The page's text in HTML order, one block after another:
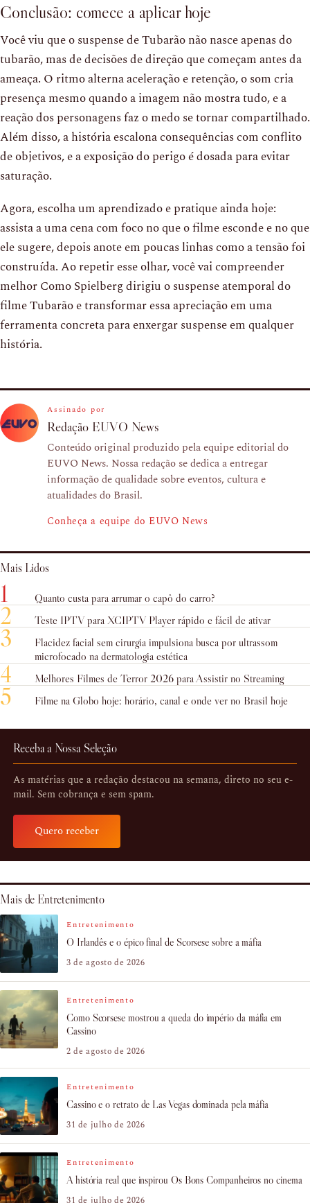
Conclusão: comece a aplicar hoje
Você viu que o suspense de Tubarão não nasce apenas do
tubarão, mas de decisões de direção que começam antes da
ameaça. O ritmo alterna aceleração e retenção, o som cria
presença mesmo quando a imagem não mostra tudo, e a
reação dos personagens faz o medo se tornar compartilhado.
Além disso, a história escalona consequências com conflito
de objetivos, e a exposição do perigo é dosada para evitar
saturação.
Agora, escolha um aprendizado e pratique ainda hoje:
assista a uma cena com foco no que o filme esconde e no que
ele sugere, depois anote em poucas linhas como a tensão foi
construída. Ao repetir esse olhar, você vai compreender
melhor Como Spielberg dirigiu o suspense atemporal do
filme Tubarão e transformar essa apreciação em uma
ferramenta concreta para enxergar suspense em qualquer
história.
Assinado por
Redação EUVO News
Conteúdo original produzido pela equipe editorial do
EUVO News. Nossa redação se dedica a entregar
informação de qualidade sobre eventos, cultura e
atualidades do Brasil.
Conheça a equipe do EUVO News
Mais Lidos
1 Quanto custa para arrumar o capô do carro?
2 Teste IPTV para XCIPTV Player rápido e fácil de ativar
3
Flacidez facial sem cirurgia impulsiona busca por ultrassom
microfocado na dermatologia estética
4 Melhores Filmes de Terror 2026 para Assistir no Streaming
5 Filme na Globo hoje: horário, canal e onde ver no Brasil hoje
Receba a Nossa Seleção
As matérias que a redação destacou na semana, direto no seu e-
mail. Sem cobrança e sem spam.
Quero receber
Mais de Entretenimento
Entretenimento
O Irlandês e o épico final de Scorsese sobre a máfia
3 de agosto de 2026
Entretenimento
Como Scorsese mostrou a queda do império da máfia em
Cassino
2 de agosto de 2026
Entretenimento
Cassino e o retrato de Las Vegas dominada pela máfia
31 de julho de 2026
Entretenimento
A história real que inspirou Os Bons Companheiros no cinema